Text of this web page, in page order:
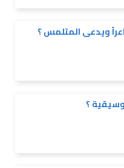
ويدعى المتلمس ؟
؟